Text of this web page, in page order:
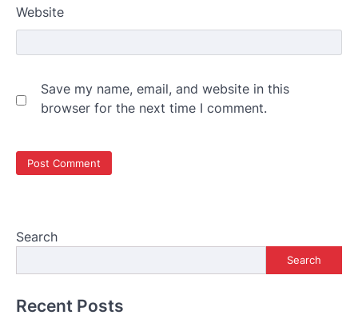
Website
Save my name, email, and website in this
browser for the next time I comment.
Search
Search
Recent Posts